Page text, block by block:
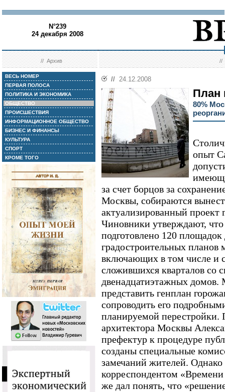
N°239
24 декабря 2008
//Архив //
ВЕСЬ НОМЕР
ПЕРВАЯ ПОЛОСА
ПОЛИТИКА И ЭКОНОМИКА
ОБЩЕСТВО
ПРОИСШЕСТВИЯ
ИНФОРМАЦИОННОЕ ОБЩЕСТВО
БИЗНЕС И ФИНАНСЫ
КУЛЬТУРА
СПОРТ
КРОМЕ ТОГО
// 24.12.2008
План
80%
опыт
за счет борцов за
Москвы, собираются
актуализированный проект
Чиновники утверждают, что
подготовлено 120
градостроительных
включающих в том числе и
сложившихся кварталов со
двенадцатиэтажных
представить генплан
сопроводить его
планируемой перестройки.
архитектора Москвы
префектур к процедуре
созданы специальные
замечаний жителей. Однако
корреспондентом
же дал понять, что